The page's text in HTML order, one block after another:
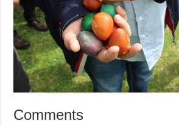
Comments